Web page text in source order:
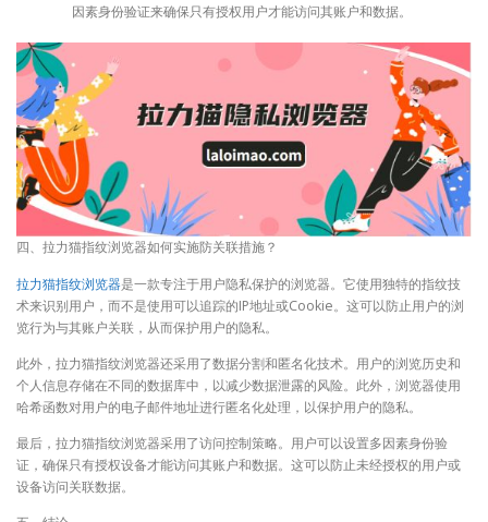
因素身份验证来确保只有授权用户才能访问其账户和数据。
四、拉力猫指纹浏览器如何实施防关联措施？
拉力猫指纹浏览器是一款专注于用户隐私保护的浏览器。它使用独特的指纹技
术来识别用户，而不是使用可以追踪的IP地址或Cookie。这可以防止用户的浏
览行为与其账户关联，从而保护用户的隐私。
此外，拉力猫指纹浏览器还采用了数据分割和匿名化技术。用户的浏览历史和
个人信息存储在不同的数据库中，以减少数据泄露的风险。此外，浏览器使用
哈希函数对用户的电子邮件地址进行匿名化处理，以保护用户的隐私。
最后，拉力猫指纹浏览器采用了访问控制策略。用户可以设置多因素身份验
证，确保只有授权设备才能访问其账户和数据。这可以防止未经授权的用户或
设备访问关联数据。